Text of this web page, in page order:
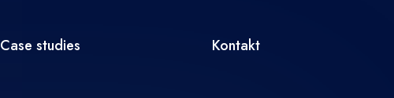
Case studies Kontakt